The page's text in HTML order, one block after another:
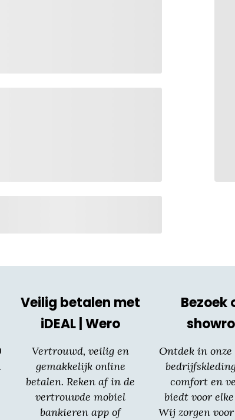
Veilig betalen met
iDEAL | Wero
Vertrouwd, veilig en
gemakkelijk online
betalen. Reken af in de
vertrouwde mobiel
bankieren app of
Bezoek
Ontdek in onze
comfort en
biedt voor
Wij zorgen